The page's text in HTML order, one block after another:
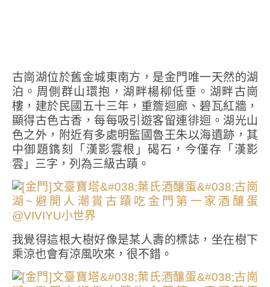
古崗湖位於舊金城東南方，是金門唯一天然的湖
泊。周側群山環抱，湖畔楊柳低垂。湖畔古崗
樓，建於民國五十三年，重簷迴廊、碧瓦紅牆，
顯得古色古香，每每吸引遊客留連徘迴。湖光山
色之外，附近有多處明監國魯王朱以海遺跡，其
中御題鐫刻「漢影雲根」碣石，今僅存「漢影
雲」三字，列為三級古蹟。
我覺得這根大樹好像是某人壽的標誌，坐在樹下
乘涼也會有涼風吹來，很不錯。